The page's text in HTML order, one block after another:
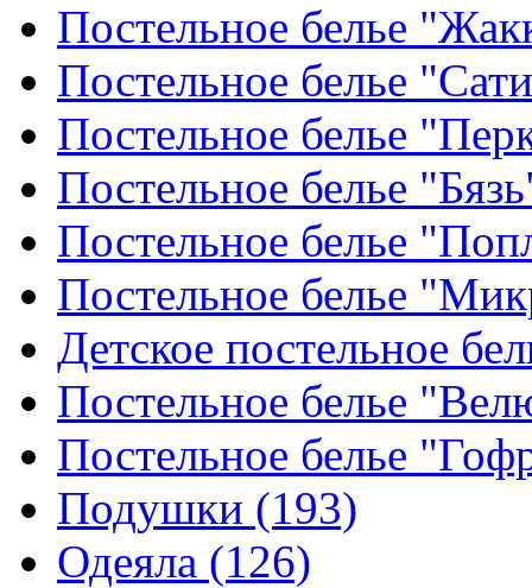
Постельное белье
Постельное белье
Постельное белье
Постельное белье
Постельное белье
Постельное белье
Детское постельное
Постельное белье
Постельное белье
Подушки (193)
Одеяла (126)